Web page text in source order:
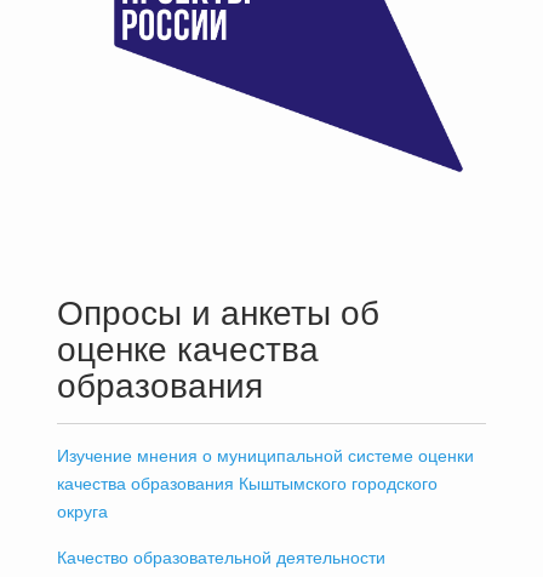
Опросы и анкеты об
оценке качества
образования
Изучение мнения о муниципальной системе оценки
качества образования Кыштымского городского
округа
Качество образовательной деятельности